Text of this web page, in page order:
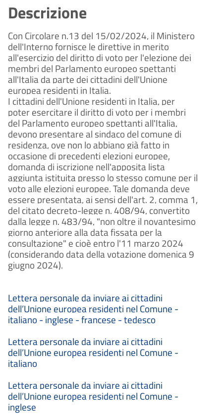
Descrizione
Con Circolare n.13 del 15/02/2024, il Ministero
dell'Interno fornisce le direttive in merito
all'esercizio del diritto di voto per l'elezione dei
membri del Parlamento europeo spettanti
all'Italia da parte dei cittadini dell'Unione
europea residenti in Italia.
I cittadini dell'Unione residenti in Italia, per
poter esercitare il diritto di voto per i membri
del Parlamento europeo spettanti all'Italia,
devono presentare al sindaco del comune di
residenza, ove non lo abbiano già fatto in
occasione di precedenti elezioni europee,
domanda di iscrizione nell'apposita lista
aggiunta istituita presso lo stesso comune per il
voto alle elezioni europee. Tale domanda deve
essere presentata, ai sensi dell'art. 2, comma 1,
del citato decreto-legge n. 408/94, convertito
dalla legge n. 483/94, "non oltre il novantesimo
giorno anteriore alla data fissata per la
consultazione" e cioè entro l'11 marzo 2024
(considerando data della votazione domenica 9
giugno 2024).
Lettera personale da inviare ai cittadini
dell’Unione europea residenti nel Comune -
italiano - inglese - francese - tedesco
Lettera personale da inviare ai cittadini
dell’Unione europea residenti nel Comune -
italiano
Lettera personale da inviare ai cittadini
dell’Unione europea residenti nel Comune -
inglese